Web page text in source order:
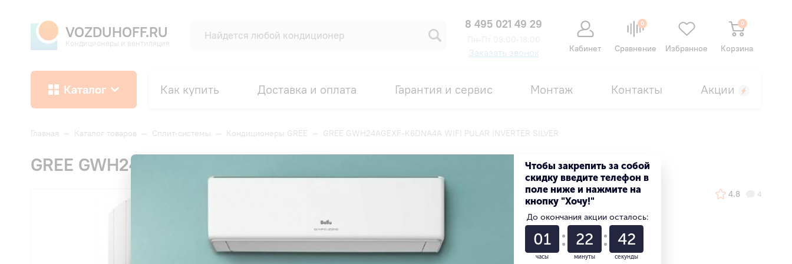
VOZDUHOFF.RU
Кондиционеры и вентиляция
8 495 021 49 29
Заказать звонок Кабинет
0
Сравнение Избранное
0
Корзина
Каталог Как купить Доставка и оплата Гарантия и сервис Монтаж Контакты Акции
Главная — Каталог товаров — Сплит-системы — Кондиционеры GREE — GREE GWH24AGEXF-K6DNA4A WIFI PULAR INVERTER SILVER
GREE GWH24AGEXF-K6DNA4A WIFI PULAR INVERTER SILVER
4.8 4
В наличии на складе
Чтобы закрепить за собой
скидку введите телефон в
поле ниже и нажмите на
кнопку "Хочу!"
До окончания акции осталось:
01
часы
22
минуты
41
секунды